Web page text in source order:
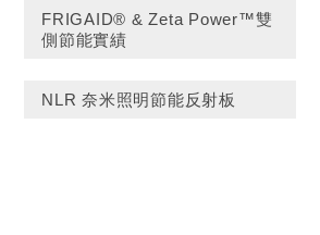
FRIGAID® & Zeta Power™雙
側節能實績
NLR 奈米照明節能反射板